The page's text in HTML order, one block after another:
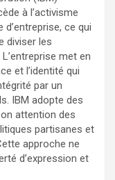
à l’activisme
ce qui
diviser les
met en
et l’identité qui
par un
IBM adopte des
attention des
partisanes et
approche ne
d’expression et